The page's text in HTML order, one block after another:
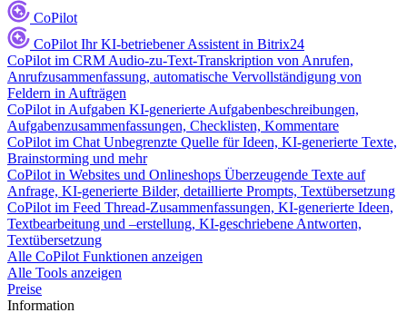
CoPilot
CoPilot Ihr KI-betriebener Assistent in Bitrix24
CoPilot im CRM Audio-zu-Text-Transkription von Anrufen,
Anrufzusammenfassung, automatische Vervollständigung von
Feldern in Aufträgen
CoPilot in Aufgaben KI-generierte Aufgabenbeschreibungen,
Aufgabenzusammenfassungen, Checklisten, Kommentare
CoPilot im Chat Unbegrenzte Quelle für Ideen, KI-generierte Texte,
Brainstorming und mehr
CoPilot in Websites und Onlineshops Überzeugende Texte auf
Anfrage, KI-generierte Bilder, detaillierte Prompts, Textübersetzung
CoPilot im Feed Thread-Zusammenfassungen, KI-generierte Ideen,
Textbearbeitung und –erstellung, KI-geschriebene Antworten,
Textübersetzung
Alle CoPilot Funktionen anzeigen
Alle Tools anzeigen
Preise
Information